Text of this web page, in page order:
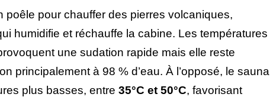
poêle pour chauffer des pierres volcaniques,
humidifie et réchauffe la cabine. Les températures
une sudation rapide mais elle reste
principalement à 98 % d’eau. À l’opposé, le sauna
plus basses, entre 35°C et 50°C, favorisant